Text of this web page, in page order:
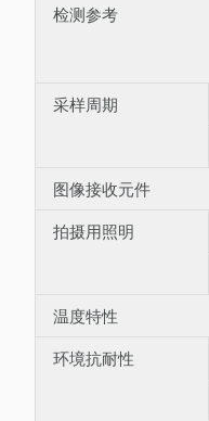
检测参考
采样周期
图像接收元件
拍摄用照明
温度特性
环境抗耐性